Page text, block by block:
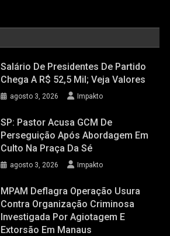
Salário De Presidentes De Partido
Chega A R$ 52,5 Mil; Veja Valores
agosto 3, 2026 Impakto
SP: Pastor Acusa GCM De
Perseguição Após Abordagem Em
Culto Na Praça Da Sé
agosto 3, 2026 Impakto
MPAM Deflagra Operação Usura
Contra Organização Criminosa
Investigada Por Agiotagem E
Extorsão Em Manaus